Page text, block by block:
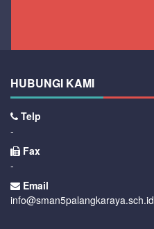
HUBUNGI KAMI
Telp
-
Fax
-
Email
info@sman5palangkaraya.sch.id